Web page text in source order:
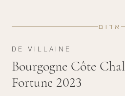
אדום
DE VILLAINE
Bourgogne Côte
Fortune 2023